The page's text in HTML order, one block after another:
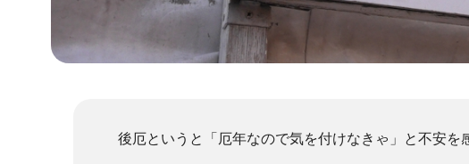
後厄というと「厄年なので気を付けなきゃ」と不安を